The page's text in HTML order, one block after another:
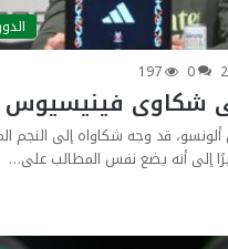
0
197
شكاوى فينيسيوس
قد وجه شكاواه إلى النجم
إلى أنه يضع نفس المطالب على…